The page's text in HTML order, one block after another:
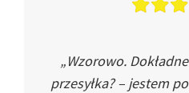
„Wzorowo.
przesyłka? – jestem